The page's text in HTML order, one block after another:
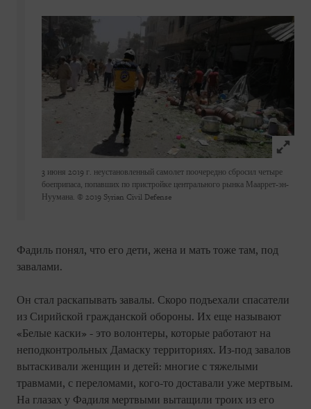
Click to
3 июня 2019 г. неустановленный самолет поочередно сбросил четыре
боеприпаса, попавших по пристройке центрального рынка Мааррет-эн-
Нуумана. © 2019 Syrian Civil Defense
Фадиль понял, что его дети, жена и мать тоже там, под
завалами.
Он стал раскапывать завалы. Скоро подъехали спасатели
из Сирийской гражданской обороны. Их еще называют
«Белые каски» - это волонтеры, которые работают на
неподконтрольных Дамаску территориях. Из-под завалов
вытаскивали женщин и детей: многие с тяжелыми
травмами, с переломами, кого-то доставали уже мертвым.
На глазах у Фадиля мертвыми вытащили троих из его